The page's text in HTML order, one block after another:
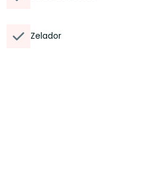
Zelador